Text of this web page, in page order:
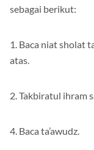
sebagai berikut:
1. Baca niat sholat
atas.
2. Takbiratul ihram
4. Baca ta’awudz.